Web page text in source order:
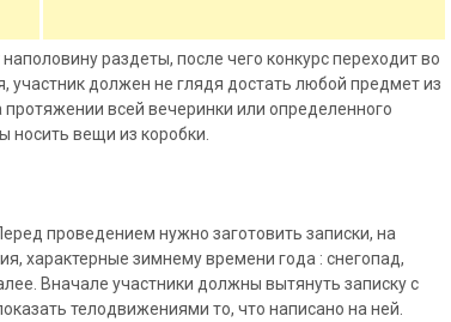
раздеты, после чего конкурс переходит во
участник должен не глядя достать любой предмет из
всей вечеринки или определенного
носить вещи из коробки.
проведением нужно заготовить записки, на
характерные зимнему времени года : снегопад,
Вначале участники должны вытянуть записку с
телодвижениями то, что написано на ней.